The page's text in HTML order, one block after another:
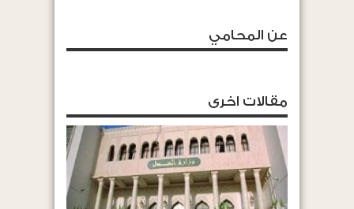
عن المحامي
مقالات اخرى